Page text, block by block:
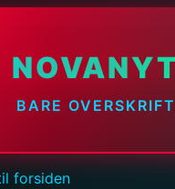
BARE
forsiden